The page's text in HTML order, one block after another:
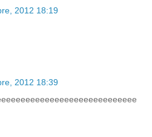
2012 18:19
2012 18:39